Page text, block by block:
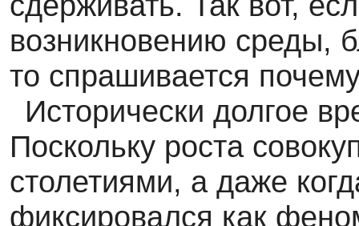
возникновению среды,
то спрашивается
Исторически долгое
Поскольку роста
столетиями, а даже
фиксировался как